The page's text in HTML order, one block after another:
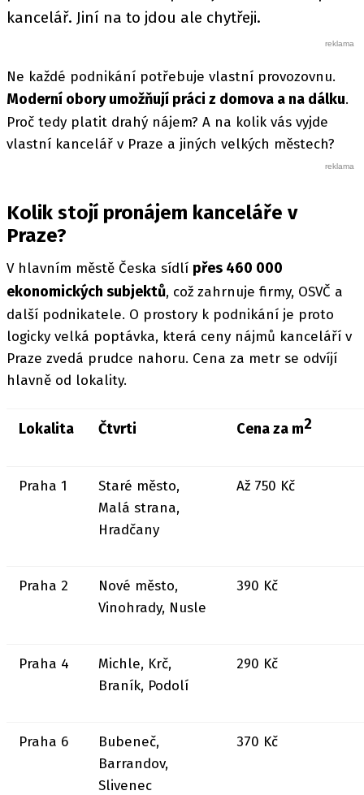
kancelář. Jiní na to jdou ale chytřeji.
Ne každé podnikání potřebuje vlastní provozovnu.
Moderní obory umožňují práci z domova a na dálku.
Proč tedy platit drahý nájem? A na kolik vás vyjde
vlastní kancelář v Praze a jiných velkých městech?
Kolik stojí pronájem kanceláře v
Praze?
V hlavním městě Česka sídlí přes 460 000
ekonomických subjektů, což zahrnuje firmy, OSVČ a
další podnikatele. O prostory k podnikání je proto
logicky velká poptávka, která ceny nájmů kanceláří v
Praze zvedá prudce nahoru. Cena za metr se odvíjí
hlavně od lokality.
Lokalita Čtvrti Cena za m2
Praha 1
Staré město,
Malá strana,
Hradčany
Až 750 Kč
Praha 2
Nové město,
Vinohrady, Nusle
390 Kč
Praha 4
Michle, Krč,
Braník, Podolí
290 Kč
Praha 6
Bubeneč,
Barrandov,
Slivenec
370 Kč